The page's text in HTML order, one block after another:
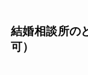
結婚相談所の
可）